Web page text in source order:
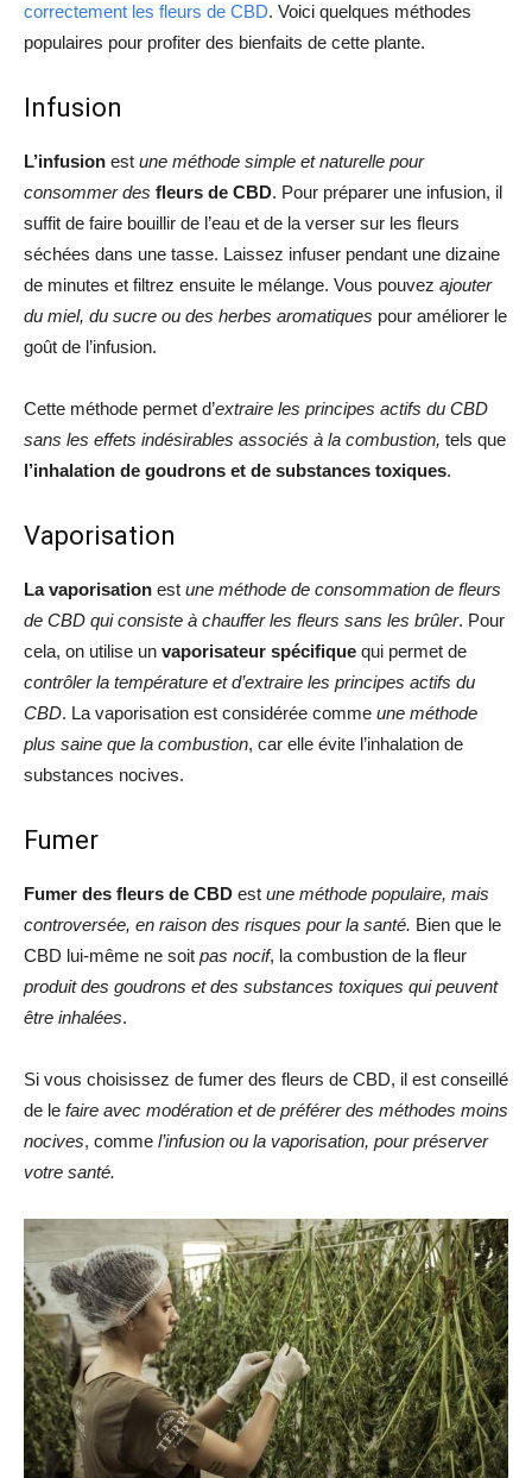
correctement les fleurs de CBD. Voici quelques méthodes
populaires pour profiter des bienfaits de cette plante.
Infusion
L’infusion est une méthode simple et naturelle pour
consommer des fleurs de CBD. Pour préparer une infusion, il
suffit de faire bouillir de l’eau et de la verser sur les fleurs
séchées dans une tasse. Laissez infuser pendant une dizaine
de minutes et filtrez ensuite le mélange. Vous pouvez ajouter
du miel, du sucre ou des herbes aromatiques pour améliorer le
goût de l’infusion.
Cette méthode permet d’extraire les principes actifs du CBD
sans les effets indésirables associés à la combustion, tels que
l’inhalation de goudrons et de substances toxiques.
Vaporisation
La vaporisation est une méthode de consommation de fleurs
de CBD qui consiste à chauffer les fleurs sans les brûler. Pour
cela, on utilise un vaporisateur spécifique qui permet de
contrôler la température et d’extraire les principes actifs du
CBD. La vaporisation est considérée comme une méthode
plus saine que la combustion, car elle évite l’inhalation de
substances nocives.
Fumer
Fumer des fleurs de CBD est une méthode populaire, mais
controversée, en raison des risques pour la santé. Bien que le
CBD lui-même ne soit pas nocif, la combustion de la fleur
produit des goudrons et des substances toxiques qui peuvent
être inhalées.
Si vous choisissez de fumer des fleurs de CBD, il est conseillé
de le faire avec modération et de préférer des méthodes moins
nocives, comme l’infusion ou la vaporisation, pour préserver
votre santé.